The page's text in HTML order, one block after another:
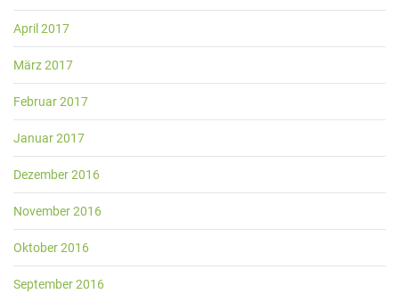
April 2017
März 2017
Februar 2017
Januar 2017
Dezember 2016
November 2016
Oktober 2016
September 2016